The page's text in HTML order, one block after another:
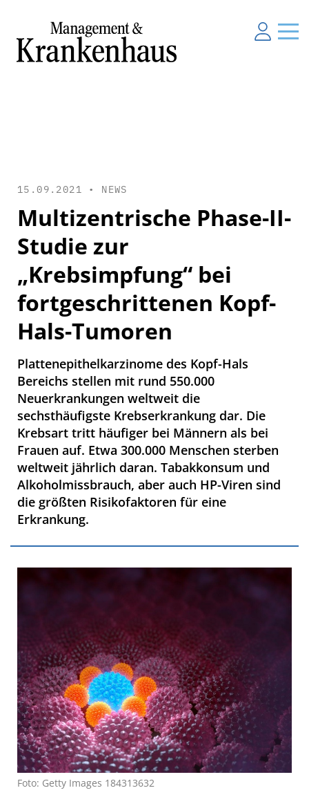
15.09.2021 • NEWS
Multizentrische Phase-II-
Studie zur
„Krebsimpfung“ bei
fortgeschrittenen Kopf-
Hals-Tumoren
Plattenepithelkarzinome des Kopf-Hals
Bereichs stellen mit rund 550.000
Neuerkrankungen weltweit die
sechsthäufigste Krebserkrankung dar. Die
Krebsart tritt häufiger bei Männern als bei
Frauen auf. Etwa 300.000 Menschen sterben
weltweit jährlich daran. Tabakkonsum und
Alkoholmissbrauch, aber auch HP-Viren sind
die größten Risikofaktoren für eine
Erkrankung.
Foto: Getty Images 184313632